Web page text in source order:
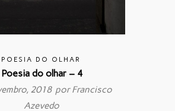
POESIA DO OLHAR
Poesia do olhar – 4
2018 porFrancisco
Azevedo